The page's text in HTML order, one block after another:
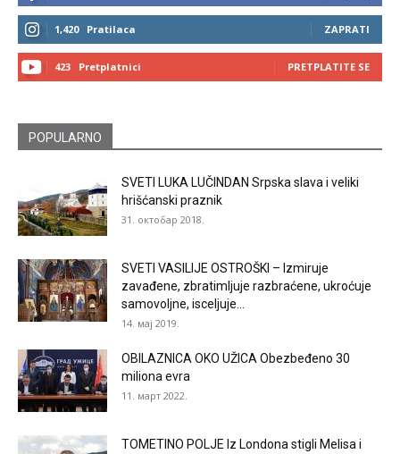
1,420 Pratilaca ZAPRATI
423 Pretplatnici PRETPLATITE SE
POPULARNO
SVETI LUKA LUČINDAN Srpska slava i veliki
hrišćanski praznik
31. октобар 2018.
SVETI VASILIJE OSTROŠKI – Izmiruje
zavađene, zbratimljuje razbraćene, ukroćuje
samovoljne, isceljuje...
14. мај 2019.
OBILAZNICA OKO UŽICA Obezbeđeno 30
miliona evra
11. март 2022.
TOMETINO POLJE Iz Londona stigli Melisa i